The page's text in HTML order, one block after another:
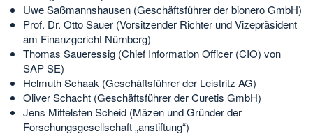
Uwe Saßmannshausen (Geschäftsführer der bionero GmbH)
Prof. Dr. Otto Sauer (Vorsitzender Richter und Vizepräsident
am Finanzgericht Nürnberg)
Thomas Saueressig (Chief Information Officer (CIO) von
SAP SE)
Helmuth Schaak (Geschäftsführer der Leistritz AG)
Oliver Schacht (Geschäftsführer der Curetis GmbH)
Jens Mittelsten Scheid (Mäzen und Gründer der
Forschungsgesellschaft „anstiftung“)